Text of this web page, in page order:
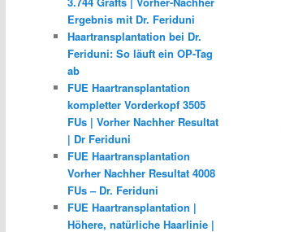
Ergebnis mit Dr. Feriduni
Haartransplantation bei Dr.
Feriduni: So läuft ein OP-Tag
ab
FUE Haartransplantation
kompletter Vorderkopf 3505
FUs | Vorher Nachher Resultat
| Dr Feriduni
FUE Haartransplantation
Vorher Nachher Resultat 4008
FUs – Dr. Feriduni
FUE Haartransplantation |
Höhere, natürliche Haarlinie |